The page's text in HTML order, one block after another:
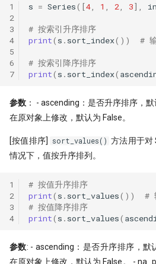
1
2
3
4
5
6
7
s = Series([4, 1 , 2, 3],
# 按索引升序排序
print( s . sort_index()) #
# 按索引降序排序
print( s . sort_index(
参数 ： - ascending：是否升序排序，
在原对象上修改，默认为 False。
[按值排序] sort_values() 方法用于对
情况下，值按升序排列。
1
2
3
4
# 按值升序排序
print( s . sort_values())
#
# 按值降序排序
print( s . sort_values(
参数: - ascending：是否升序排序，默
在原对象上修改，默认为 False。 -